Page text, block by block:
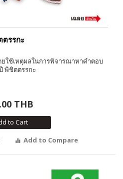
รรกะ
ยใช้เหตุผลในการพิจารณาหาคำตอบ
พิชิตตรรกะ
THB
to Cart
Add to Compare